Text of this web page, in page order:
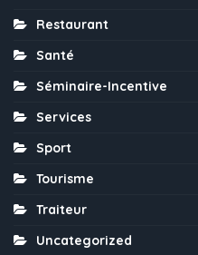
Restaurant
Santé
Séminaire-Incentive
Services
Sport
Tourisme
Traiteur
Uncategorized